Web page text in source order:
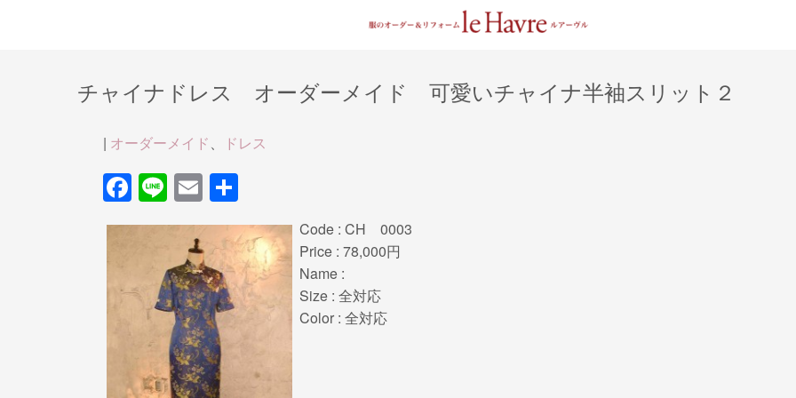
チャイナドレス オーダーメイド 可愛いチャイナ半袖スリット２
| オーダーメイド、 ドレス
F
a
b
o
o
k
Li
n
E
m
ail
有
Code : CH 0003
Price : 78,000円
Name :
Size : 全対応
Color : 全対応